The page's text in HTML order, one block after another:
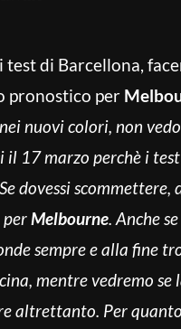
test di Barcellona,
pronostico per
nuovi colori, non
il 17 marzo perchè i
dovessi scommettere,
Melbourne. Anche
sempre e alla fine
mentre vedremo se
altrettanto. Per